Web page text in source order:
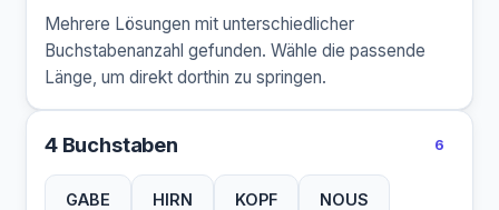
Mehrere Lösungen mit unterschiedlicher
Buchstabenanzahl gefunden. Wähle die passende
Länge, um direkt dorthin zu springen.
4 Buchstaben 6
GABE HIRN KOPF NOUS